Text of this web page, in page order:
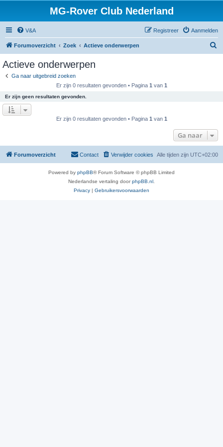
MG-Rover Club Nederland
V&A Aanmelden
Registreer
Forumoverzicht Zoek Actieve onderwerpen
Actieve onderwerpen
Ga naar uitgebreid zoeken
Er zijn 0 resultaten gevonden • Pagina 1 van 1
Er zijn geen resultaten gevonden.
Er zijn 0 resultaten gevonden • Pagina 1 van 1
Ga naar
Forumoverzicht Alle tijden zijn UTC+02:00
Verwijder cookies
Contact
Powered by phpBB® Forum Software © phpBB Limited
Nederlandse vertaling doorphpBB.nl
Privacy | Gebruikersvoorwaarden